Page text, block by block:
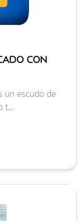
CON
un escudo de
t...